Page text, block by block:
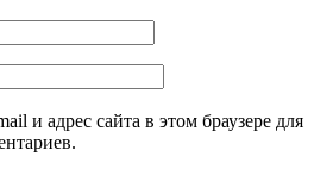
и адрес сайта в этом браузере для